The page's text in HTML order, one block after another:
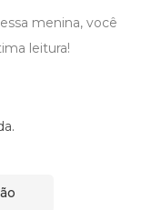
menina, você
leitura!